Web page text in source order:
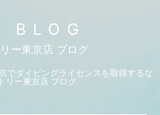
BLOG
ー東京店 ブログ
でダイビングライセンスを取得するな
リー東京店 ブログ